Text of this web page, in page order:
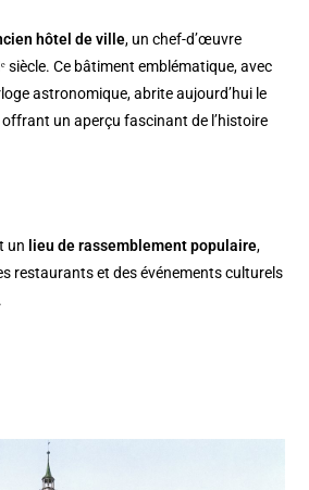
hôtel de ville, un chef-d’œuvre
siècle. Ce bâtiment emblématique, avec
astronomique, abrite aujourd’hui le
offrant un aperçu fascinant de l’histoire
un lieu de rassemblement populaire,
restaurants et des événements culturels